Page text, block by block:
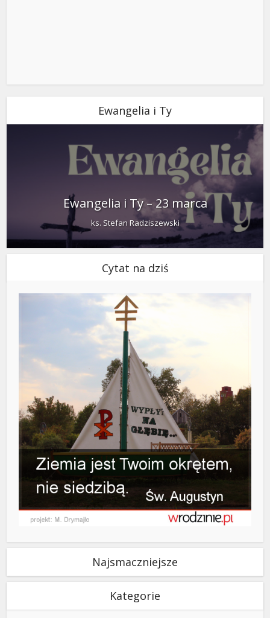
Ewangelia i Ty
Ewangelia i Ty – 23 marca
ks. Stefan Radziszewski
Cytat na dziś
Najsmaczniejsze
Kategorie